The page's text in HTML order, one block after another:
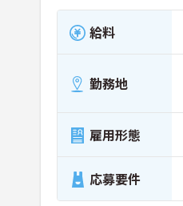
給料
勤務地
雇用形態
応募要件